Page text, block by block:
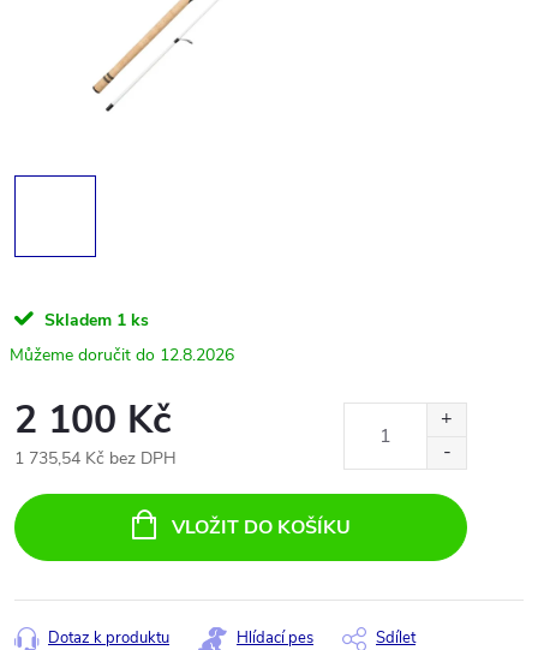
Skladem 1 ks
12.8.2026
2 100 Kč
1 735,54 Kč bez DPH
cena:
VLOŽIT DO KOŠÍKU
Dotaz k produktu Hlídací pes Sdílet